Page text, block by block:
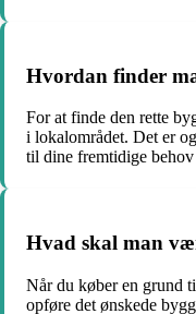
Hvordan finder
For at finde den rette
i lokalområdet. Det er
til dine fremtidige
Hvad skal man
Når du køber en grund
opføre det ønskede